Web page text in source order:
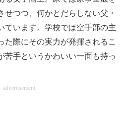
せつつ、何かとだらしない父・
ています。学校では空手部の主
た際にその実力が発揮されるこ
苦手というかわいい一面も持っ
advertisement